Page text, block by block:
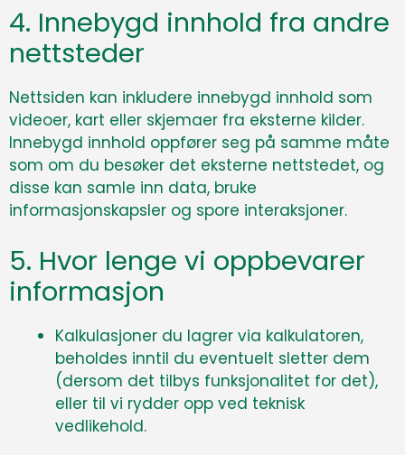
4. Innebygd innhold fra andre
nettsteder
Nettsiden kan inkludere innebygd innhold som
videoer, kart eller skjemaer fra eksterne kilder.
Innebygd innhold oppfører seg på samme måte
som om du besøker det eksterne nettstedet, og
disse kan samle inn data, bruke
informasjonskapsler og spore interaksjoner.
5. Hvor lenge vi oppbevarer
informasjon
Kalkulasjoner du lagrer via kalkulatoren,
beholdes inntil du eventuelt sletter dem
(dersom det tilbys funksjonalitet for det),
eller til vi rydder opp ved teknisk
vedlikehold.